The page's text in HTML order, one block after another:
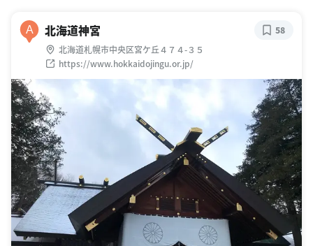
A 北海道神宮
北海道札幌市中央区宮ケ丘４７４-３５
https://www.hokkaidojingu.or.jp/
58